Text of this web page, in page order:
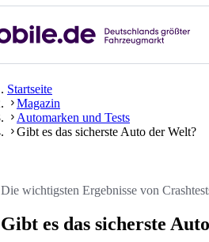
Startseite
Magazin
Automarken und Tests
Gibt es das sicherste Auto der Welt?
Die wichtigsten Ergebnisse von
Gibt es das sicherste